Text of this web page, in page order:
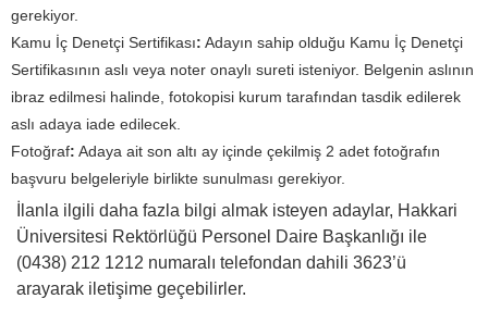
gerekiyor.
Kamu İç Denetçi Sertifikası: Adayın sahip olduğu Kamu İç Denetçi
Sertifikasının aslı veya noter onaylı sureti isteniyor. Belgenin aslının
ibraz edilmesi halinde, fotokopisi kurum tarafından tasdik edilerek
aslı adaya iade edilecek.
Fotoğraf: Adaya ait son altı ay içinde çekilmiş 2 adet fotoğrafın
başvuru belgeleriyle birlikte sunulması gerekiyor.
İlanla ilgili daha fazla bilgi almak isteyen adaylar, Hakkari
Üniversitesi Rektörlüğü Personel Daire Başkanlığı ile
(0438) 212 1212 numaralı telefondan dahili 3623’ü
arayarak iletişime geçebilirler.